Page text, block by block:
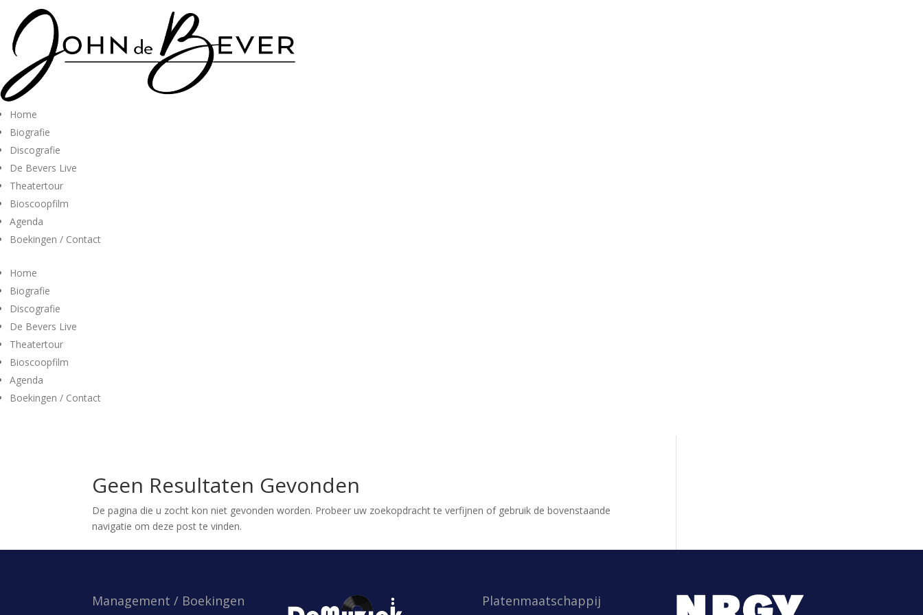
Home
Biografie
Discografie
De Bevers Live
Theatertour
Bioscoopfilm
Agenda
Boekingen / Contact
Home
Biografie
Discografie
De Bevers Live
Theatertour
Bioscoopfilm
Agenda
Boekingen / Contact
Geen Resultaten Gevonden
De pagina die u zocht kon niet gevonden worden. Probeer uw zoekopdracht te verfijnen of gebruik de bovenstaande
navigatie om deze post te vinden.
Management / Boekingen Platenmaatschappij